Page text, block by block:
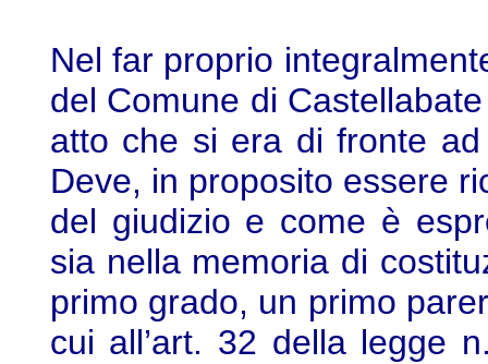
Nel far proprio
del Comune di
atto che si era di fronte
Deve, in proposito essere
del giudizio e come è
sia nella memoria di
primo grado, un primo
cui all’art. 32 della legge